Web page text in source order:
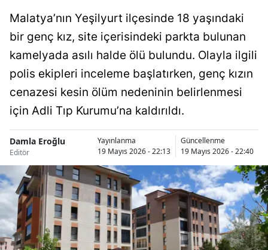
Antalya
Artvin
Aydın
Balıkesir
Bingöl
Bitlis
Bolu
Burdur
Bursa
Malatya’nın Yeşilyurt ilçesinde 18 yaşındaki
bir genç kız, site içerisindeki parkta bulunan
kamelyada asılı halde ölü bulundu. Olayla ilgili
polis ekipleri inceleme başlatırken, genç kızın
cenazesi kesin ölüm nedeninin belirlenmesi
için Adli Tıp Kurumu’na kaldırıldı.
Damla Eroğlu
Editör
Yayınlanma
19 Mayıs 2026 - 22:13
Güncellenme
19 Mayıs 2026 - 22:40